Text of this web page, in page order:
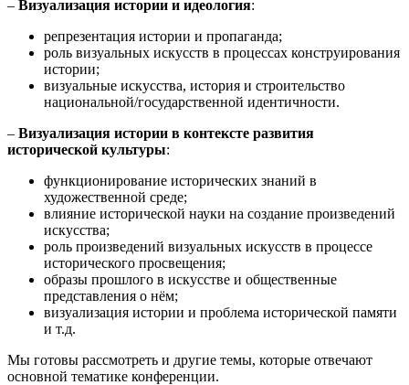
– Визуализация истории и идеология:
репрезентация истории и пропаганда;
роль визуальных искусств в процессах конструирования
истории;
визуальные искусства, история и строительство
национальной/государственной идентичности.
– Визуализация истории в контексте развития
исторической культуры:
функционирование исторических знаний в
художественной среде;
влияние исторической науки на создание произведений
искусства;
роль произведений визуальных искусств в процессе
исторического просвещения;
образы прошлого в искусстве и общественные
представления о нём;
визуализация истории и проблема исторической памяти
и т.д.
Мы готовы рассмотреть и другие темы, которые отвечают
основной тематике конференции.